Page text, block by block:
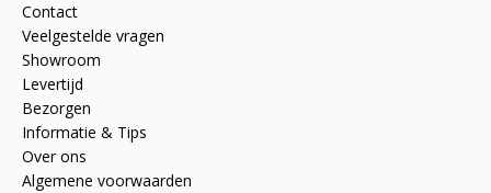
Contact
Veelgestelde vragen
Showroom
Levertijd
Bezorgen
Informatie & Tips
Over ons
Algemene voorwaarden